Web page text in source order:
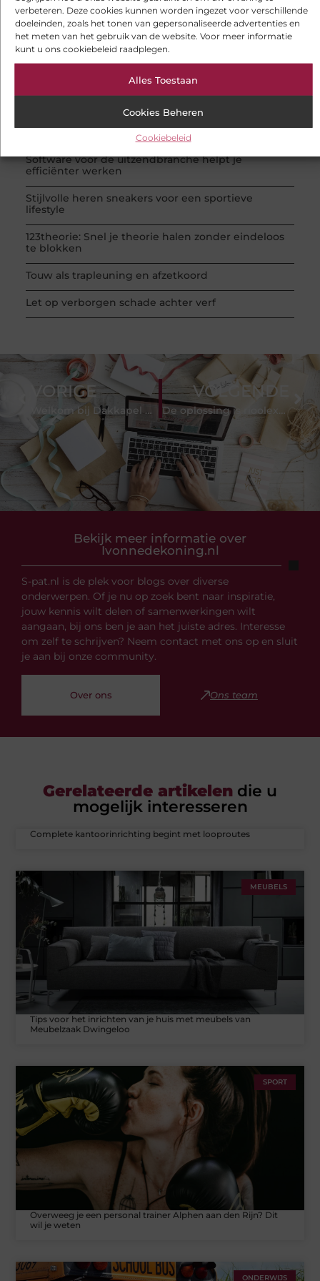
verbeteren. Deze cookies kunnen worden ingezet voor verschillende
doeleinden, zoals het tonen van gepersonaliseerde advertenties en
het meten van het gebruik van de website. Voor meer informatie
kunt u ons cookiebeleid raadplegen.
Alles Toestaan
Cookies Beheren
Cookiebeleid
POPULAIRE ONDERWERPEN
Aanbiedingen
(66 )
Winkelen
Dienstverlening
(24 )
vervoer voor elke klus
Software voor de uitzendbranche helpt je
efficiënter werken
Stijlvolle heren sneakers voor een sportieve
lifestyle
123theorie: Snel je theorie halen zonder eindeloos
te blokken
Touw als trapleuning en afzetkoord
Let op verborgen schade achter verf
Bekijk meer informatie over
Ivonnedekoning.nl
S-pat.nl is de plek voor blogs over diverse
onderwerpen. Of je nu op zoek bent naar inspiratie,
jouw kennis wilt delen of samenwerkingen wilt
aangaan, bij ons ben je aan het juiste adres. Interesse
om zelf te schrijven? Neem contact met ons op en sluit
je aan bij onze community.
Over ons Ons team
VORIGE
Welkom bij Dakkapel montage. Uw dakkapellen specialist!
VOLGENDE
De oplossing is rioolexpert Culemborg
Gerelateerde artikelen die u
mogelijk interesseren
Complete kantoorinrichting begint met looproutes
MEUBELS
Tips voor het inrichten van je huis met meubels van
Meubelzaak Dwingeloo
SPORT
Overweeg je een personal trainer Alphen aan den Rijn? Dit
wil je weten
ONDERWIJS